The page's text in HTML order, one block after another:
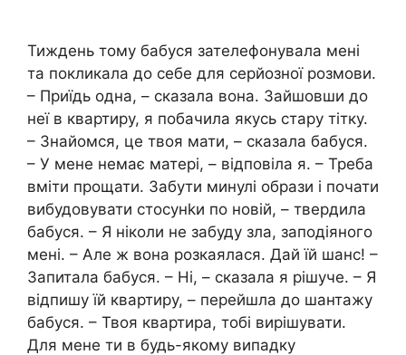
Тиждень тому бабуся зателефонувала мені
та покликала до себе для серйозної розмови.
– Приїдь одна, – сказала вона. Зайшовши до
неї в квартиру, я побачила якусь стару тітку.
– Знайомся, це твоя мати, – сказала бабуся.
– У мене немає матері, – відповіла я. – Треба
вміти прощати. Забути минулі образи і почати
вибудовувати стосунkи по новій, – твердила
бабуся. – Я ніколи не забуду зла, заподіяного
мені. – Але ж вона розкаялася. Дай їй шанс! –
Запитала бабуся. – Ні, – сказала я рішуче. – Я
відпишу їй квартиру, – перейшла до шантажу
бабуся. – Твоя квартира, тобі вирішувати.
Для мене ти в будь-якому випадку